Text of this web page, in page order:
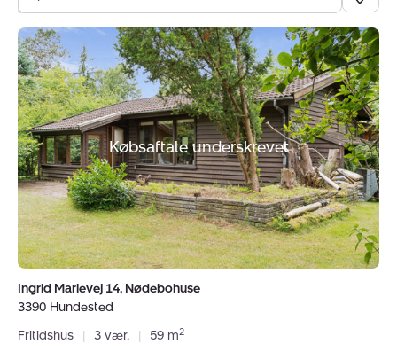
Fritidshus:
Ingrid
Marievej
14,
Nødebohuse,
3390
Hundested
Købsaftale underskrevet
Ingrid Marievej 14, Nødebohuse
3390 Hundested
Fritidshus
| 3 vær. | 59 m2